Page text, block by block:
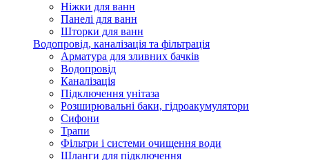
Ніжки для ванн
Панелі для ванн
Шторки для ванн
Водопровід, каналізація та фільтрація
Арматура для зливних бачків
Водопровід
Каналізація
Підключення унітаза
Розширювальні баки, гідроакумулятори
Сифони
Трапи
Фільтри і системи очищення води
Шланги для підключення